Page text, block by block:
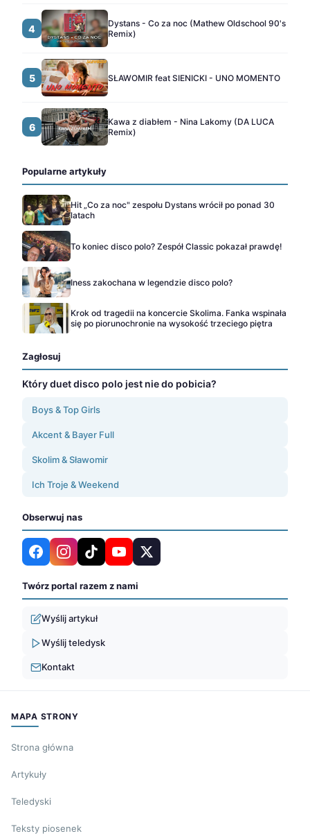
4
Dystans - Co za noc (Mathew Oldschool 90's
Remix)
5 SŁAWOMIR feat SIENICKI - UNO MOMENTO
6
Kawa z diabłem - Nina Lakomy (DA LUCA
Remix)
Popularne artykuły
Hit „Co za noc" zespołu Dystans wrócił po ponad 30
latach
To koniec disco polo? Zespół Classic pokazał prawdę!
Iness zakochana w legendzie disco polo?
Krok od tragedii na koncercie Skolima. Fanka wspinała
się po piorunochronie na wysokość trzeciego piętra
Zagłosuj
Który duet disco polo jest nie do pobicia?
Boys & Top Girls
Akcent & Bayer Full
Skolim & Sławomir
Ich Troje & Weekend
Obserwuj nas
Twórz portal razem z nami
Wyślij artykuł
Wyślij teledysk
Kontakt
MAPA STRONY
Strona główna
Artykuły
Teledyski
Teksty piosenek